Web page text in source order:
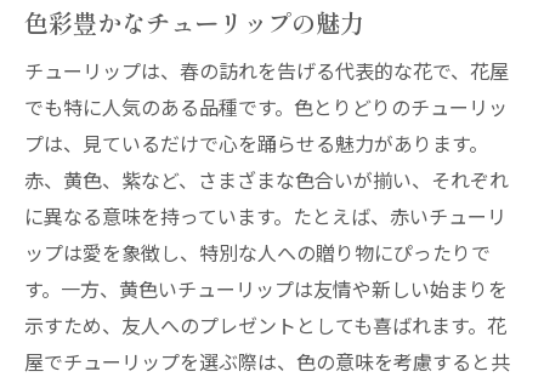
色彩豊かなチューリップの魅力
チューリップは、春の訪れを告げる代表的な花で、花屋
でも特に人気のある品種です。色とりどりのチューリッ
プは、見ているだけで心を踊らせる魅力があります。
赤、黄色、紫など、さまざまな色合いが揃い、それぞれ
に異なる意味を持っています。たとえば、赤いチューリ
ップは愛を象徴し、特別な人への贈り物にぴったりで
す。一方、黄色いチューリップは友情や新しい始まりを
示すため、友人へのプレゼントとしても喜ばれます。花
屋でチューリップを選ぶ際は、色の意味を考慮すると共